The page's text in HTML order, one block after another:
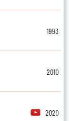
1993
2010
2020